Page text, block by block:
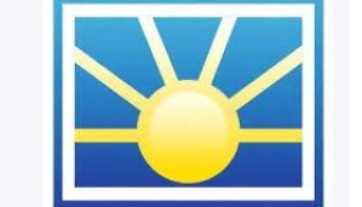
روابط عمومی خبرگزاری گزارش خبر